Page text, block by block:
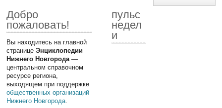
Добро
пожаловать!
Вы находитесь на главной
страницеЭнциклопедии
Нижнего Новгорода —
центральном справочном
ресурсе региона,
выходящем при поддержке
общественных организаций
Нижнего Новгорода
пульс
недел
и